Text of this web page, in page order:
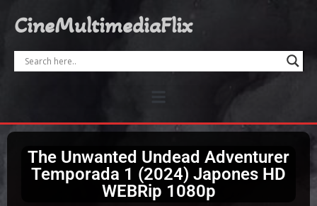
CineMultimediaFlix
The Unwanted Undead Adventurer
Temporada 1 (2024) Japones HD
WEBRip 1080p